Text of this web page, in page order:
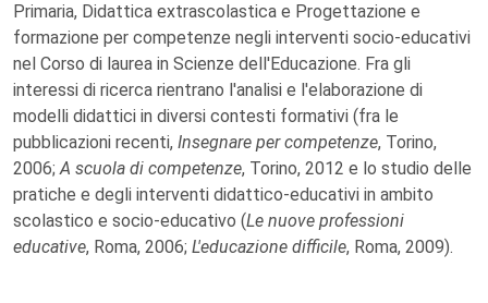
Primaria, Didattica extrascolastica e Progettazione e
formazione per competenze negli interventi socio-educativi
nel Corso di laurea in Scienze dell'Educazione. Fra gli
interessi di ricerca rientrano l'analisi e l'elaborazione di
modelli didattici in diversi contesti formativi (fra le
pubblicazioni recenti, Insegnare per competenze, Torino,
2006;A scuola di competenze, Torino, 2012 e lo studio delle
pratiche e degli interventi didattico-educativi in ambito
scolastico e socio-educativo (Le nuove professioni
educative, Roma, 2006; L'educazione difficile, Roma, 2009).